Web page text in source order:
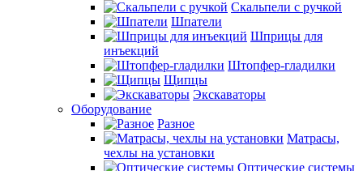
Скальпели с ручкой
Шпатели
Шприцы для
инъекций
Штопфер-гладилки
Щипцы
Экскаваторы
Оборудование
Разное
Матрасы,
чехлы на установки
Оптические системы